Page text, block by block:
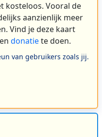
kosteloos. Vooral de
aanzienlijk meer
Vind je deze kaart
donatiete doen.
van gebruikers zoals jij.